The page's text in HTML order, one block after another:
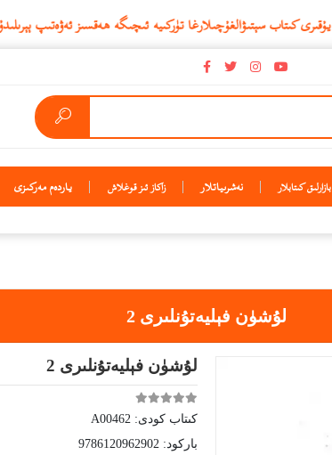
بازارلىق كىتابلار نەشرىياتلار زاكاز ئىز قوغلاش ياردەم مەركىزى
لۇشۈن فېليەتۇنلىرى 2
لۇشۈن فېليەتۇنلىرى 2
كىتاب كودى: A00462
باركود: 9786120962902